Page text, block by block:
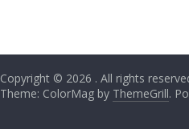
Copyright © 2026 . All rights
Theme: ColorMag by ThemeGrill.